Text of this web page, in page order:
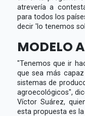
atrevería a
para todos los
decir 'lo tenemos
MODELO
"Tenemos que ir
que sea más
sistemas de
agroecológicos",
Víctor Suárez,
esta propuesta es la